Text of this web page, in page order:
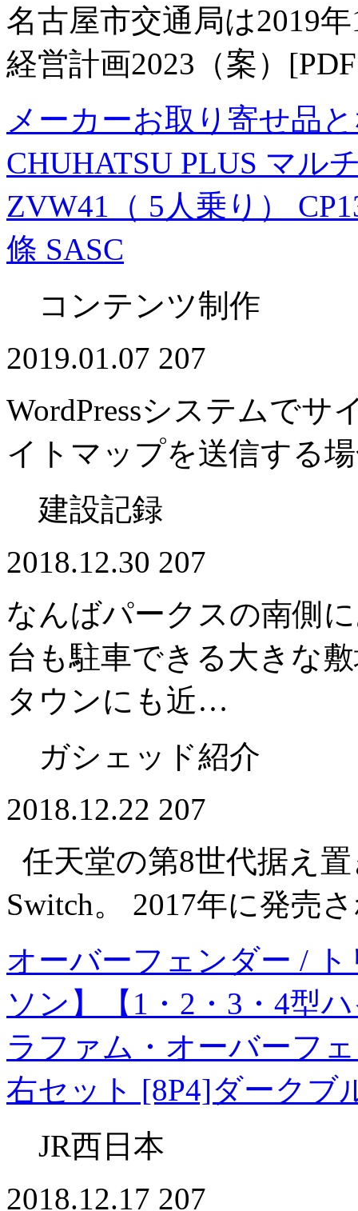
名古屋市交通局は2019
経営計画2023（案）
メーカーお取り寄せ品
CHUHATSU PLUS マル
ZVW41（ 5人乗り）
條 SASC
コンテンツ制作
2019.01.07 207
WordPressシステムでサ
イトマップを送信する
建設記録
2018.12.30 207
なんばパークスの南側
台も駐車できる大きな
タウンにも近…
ガシェッド紹介
2018.12.22 207
任天堂の第8世代据え
Switch。 2017年に発売
オーバーフェンダー /
ソン】【1・2・3・4型
ラファム・オーバーフ
右セット [8P4]ダークブ
JR西日本
2018.12.17 207